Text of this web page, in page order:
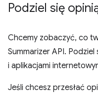
Podziel się
Chcemy zobaczyć, co
Summarizer API.
i aplikacjami
Jeśli chcesz przesłać